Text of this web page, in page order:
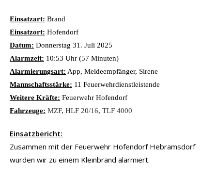
Einsatzart: Brand
Einsatzort: Hofendorf
Datum: Donnerstag 31. Juli 2025
Alarmzeit: 10:53 Uhr (57 Minuten)
Alarmierungsart: App, Meldeempfänger, Sirene
Mannschaftsstärke: 11 Feuerwehrdienstleistende
Weitere Kräfte: Feuerwehr Hofendorf
Fahrzeuge: MZF, HLF 20/16, TLF 4000
Einsatzbericht:
Zusammen mit der Feuerwehr Hofendorf Hebramsdorf
wurden wir zu einem Kleinbrand alarmiert.